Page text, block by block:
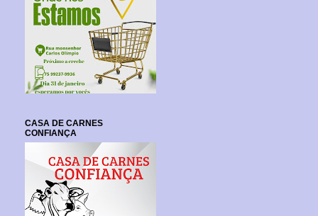
CASA DE CARNES
CONFIANÇA